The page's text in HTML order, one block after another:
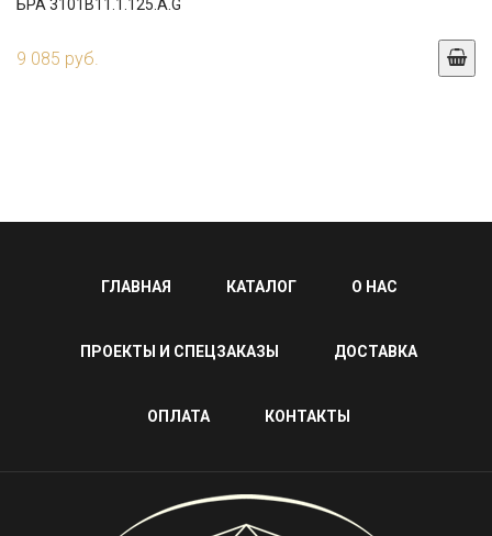
БРА 3101B11.1.125.A.G
9 085 руб.
ГЛАВНАЯ КАТАЛОГ О НАС
ПРОЕКТЫ И СПЕЦЗАКАЗЫ ДОСТАВКА
ОПЛАТА КОНТАКТЫ